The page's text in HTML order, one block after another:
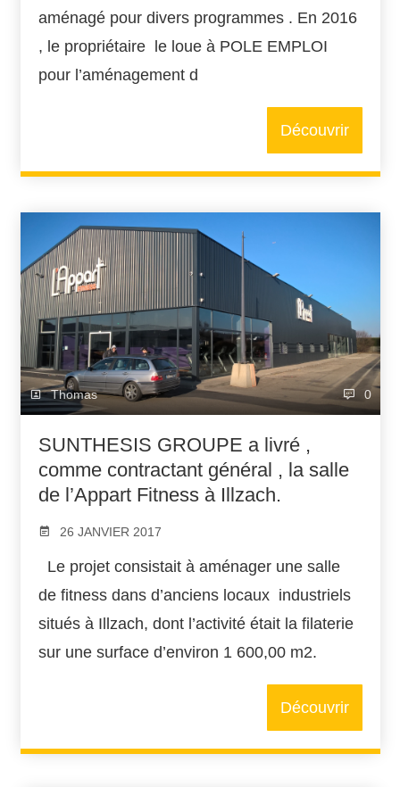
aménagé pour divers programmes . En 2016
, le propriétaire le loue à POLE EMPLOI
pour l’aménagement d
Découvrir
Thomas 0
SUNTHESIS GROUPE a livré ,
comme contractant général , la salle
de l’Appart Fitness à Illzach.
26 JANVIER 2017
Le projet consistait à aménager une salle
de fitness dans d’anciens locaux industriels
situés à Illzach, dont l’activité était la filaterie
sur une surface d’environ 1 600,00 m2.
Découvrir